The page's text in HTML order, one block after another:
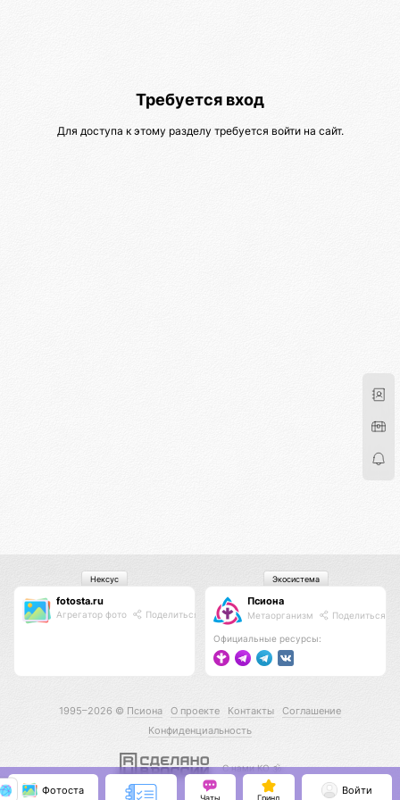
Требуется вход
Для доступа к этому разделу требуется войти на сайт.
fotosta.ru
Агрегатор фото Поделиться
Нексус
Псиона
Метаорганизм Поделиться
Официальные ресурсы:
Экосистема
1995–2026 © Псиона О проекте Контакты
Соглашение
Конфиденциальность
С нами КО 🕉️
Фотоста
Чаты Гринд
Войти